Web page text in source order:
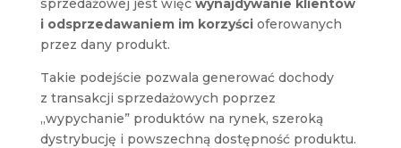
sprzedażowej jest więc wynajdywanie klientów
i odsprzedawaniem im korzyścioferowanych
przez dany produkt.
Takie podejście pozwala generować dochody
z transakcji sprzedażowych poprzez
„wypychanie” produktów na rynek, szeroką
dystrybucję i powszechną dostępność produktu.